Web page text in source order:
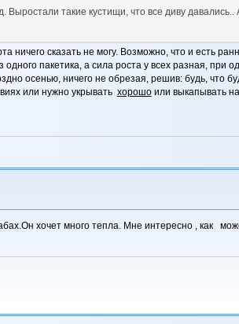
такие кустищи, что все диву давались..
сказать не могу. Возможно, что и есть
пакетика, а сила роста у всех разная, при
осенью, ничего не обрезая, решив: будь, что
или нужно укрывать хорошоили выкапывать
хочет много тепла. Мне интересно , как